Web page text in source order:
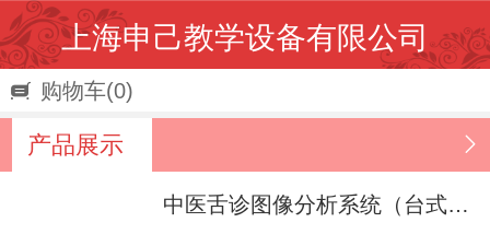
上海申己教学设备有限公司
购物车(0)
产品展示
中医舌诊图像分析系统（台式车） 型号：SJ/ZJ-１A